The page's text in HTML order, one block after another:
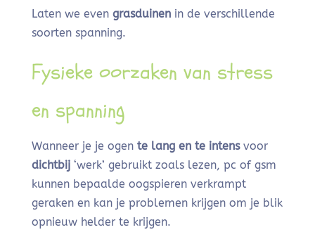
Laten we even grasduinenin de verschillende
soorten spanning.
Fysieke oorzaken van stress
en spanning
Wanneer je je ogen te lang en te intensvoor
dichtbij‘werk’ gebruikt zoals lezen, pc of gsm
kunnen bepaalde oogspieren verkrampt
geraken en kan je problemen krijgen om je blik
opnieuw helder te krijgen.